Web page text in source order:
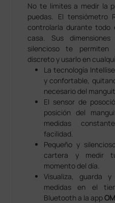
No te limites a medir la
puedas. El tensiómetro RS7 Intelli IT te ayuda a
controlarla durante todo
casa. Sus
silencioso te
discreto y usarlo en
La tecnología
y confortable,
necesario del
El sensor de
posición del
medidas
facilidad.
Pequeño y
cartera y medir
momento del día.
Visualiza, guarda
medidas en el
Bluetooth a la app